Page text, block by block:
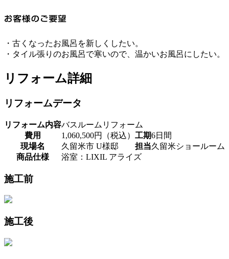
・古くなったお風呂を新しくしたい。
・タイル張りのお風呂で寒いので、温かいお風呂にしたい。
リフォーム詳細
リフォームデータ
リフォーム内容バスルームリフォーム
費用
1,060,500円（税込） 工期6日間
現場名
久留米市 U様邸 担当久留米ショールーム
商品仕様
浴室：LIXIL アライズ
施工前
施工後